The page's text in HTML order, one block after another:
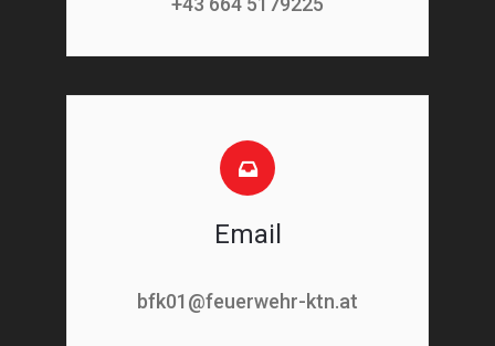
Email
bfk01@feuerwehr-ktn.at